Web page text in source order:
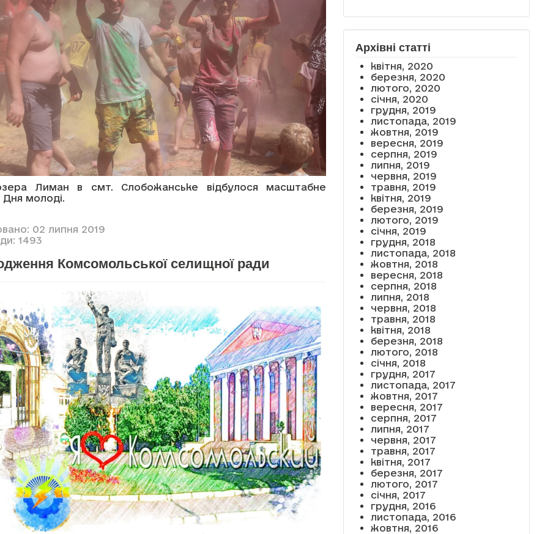
Лиман в смт. Слобожанське відбулося масштабне
Дня молоді.
02 липня 2019
1493
Комсомольської селищної ради
Архівні статті
квітня, 2020
березня, 2020
лютого, 2020
січня, 2020
грудня, 2019
листопада, 2019
жовтня, 2019
вересня, 2019
серпня, 2019
липня, 2019
червня, 2019
травня, 2019
квітня, 2019
березня, 2019
лютого, 2019
січня, 2019
грудня, 2018
листопада, 2018
жовтня, 2018
вересня, 2018
серпня, 2018
липня, 2018
червня, 2018
травня, 2018
квітня, 2018
березня, 2018
лютого, 2018
січня, 2018
грудня, 2017
листопада, 2017
жовтня, 2017
вересня, 2017
серпня, 2017
липня, 2017
червня, 2017
травня, 2017
квітня, 2017
березня, 2017
лютого, 2017
січня, 2017
грудня, 2016
листопада, 2016
жовтня, 2016